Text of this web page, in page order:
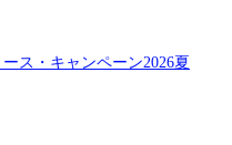
ス・キャンペーン2026夏